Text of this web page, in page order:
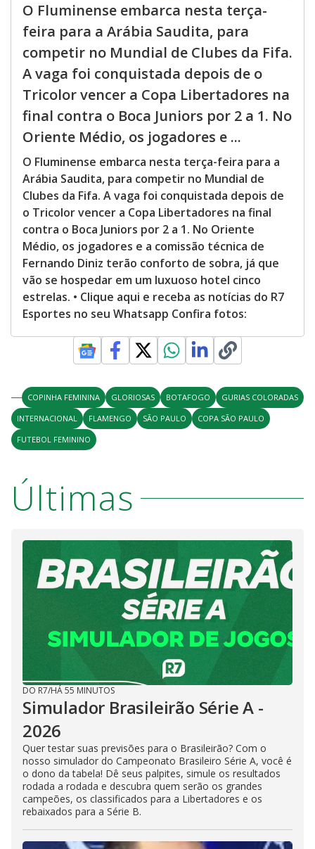
O Fluminense embarca nesta terça-
feira para a Arábia Saudita, para
competir no Mundial de Clubes da Fifa.
A vaga foi conquistada depois de o
Tricolor vencer a Copa Libertadores na
final contra o Boca Juniors por 2 a 1. No
Oriente Médio, os jogadores e ...
O Fluminense embarca nesta terça-feira para a
Arábia Saudita, para competir no Mundial de
Clubes da Fifa. A vaga foi conquistada depois de
o Tricolor vencer a Copa Libertadores na final
contra o Boca Juniors por 2 a 1. No Oriente
Médio, os jogadores e a comissão técnica de
Fernando Diniz terão conforto de sobra, já que
vão se hospedar em um luxuoso hotel cinco
estrelas. • Clique aqui e receba as notícias do R7
Esportes no seu Whatsapp Confira fotos:
COPINHA FEMININA GLORIOSAS BOTAFOGO
GURIAS COLORADAS
INTERNACIONAL
FLAMENGO SÃO PAULO
COPA SÃO PAULO
FUTEBOL FEMININO
Últimas
DO R7/HÁ 55 MINUTOS
Simulador Brasileirão Série A -
2026
Quer testar suas previsões para o Brasileirão? Com o
nosso simulador do Campeonato Brasileiro Série A, você é
o dono da tabela! Dê seus palpites, simule os resultados
rodada a rodada e descubra quem serão os grandes
campeões, os classificados para a Libertadores e os
rebaixados para a Série B.